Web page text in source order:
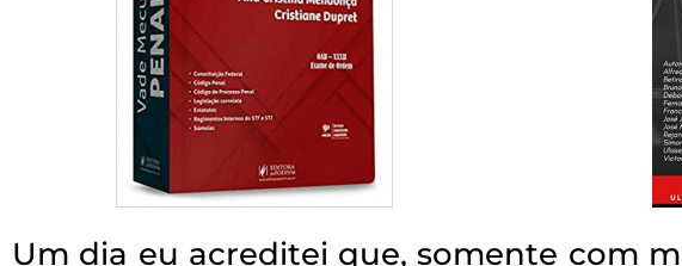
Um dia eu acreditei que, somente com